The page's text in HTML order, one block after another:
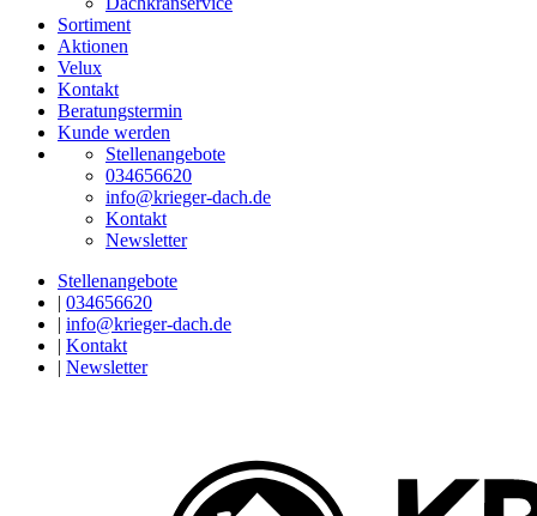
Sortiment
Aktionen
Velux
Kontakt
Beratungstermin
Kunde werden
Stellenangebote
034656620
info@krieger-dach.de
Kontakt
Newsletter
Stellenangebote
| 034656620
| info@krieger-dach.de
| Kontakt
| Newsletter